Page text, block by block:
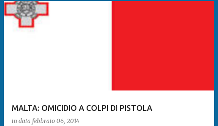
MALTA: OMICIDIO A COLPI DI PISTOLA
in data febbraio 06, 2014